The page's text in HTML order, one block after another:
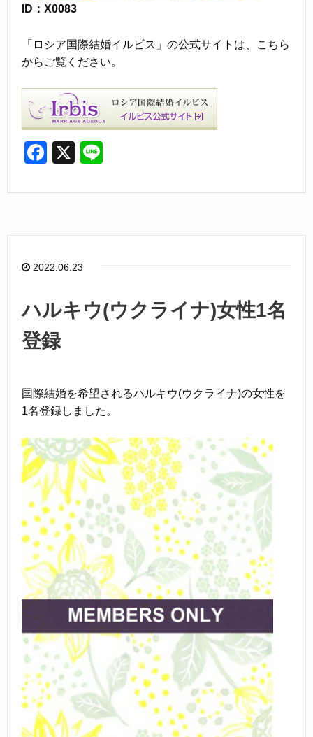
ID：X0083
「ロシア国際結婚イルビス」の公式サイトは、こちら
からご覧ください。
F
c
b
o
k
X
e
2022.06.23
ハルキウ(ウクライナ)女性1名
登録
国際結婚を希望されるハルキウ(ウクライナ)の女性を
1名登録しました。